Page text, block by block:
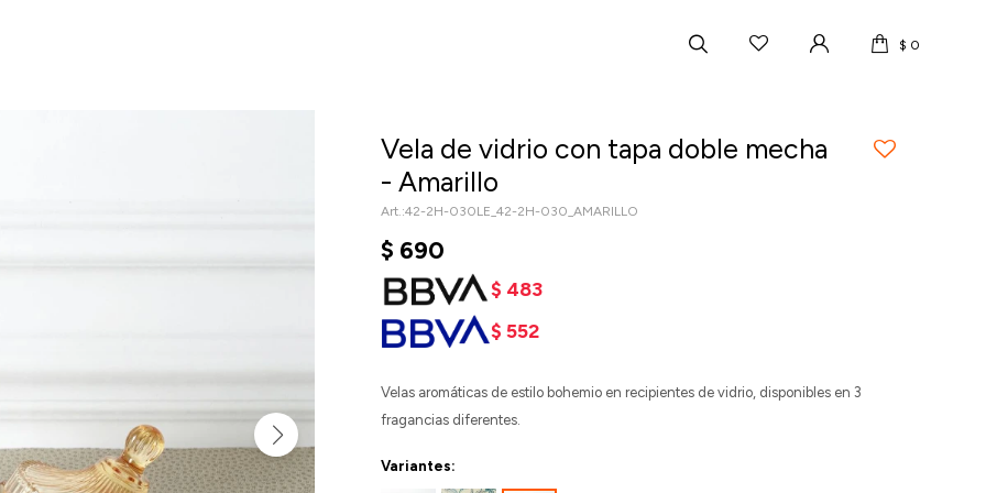
$ 0
Vela de vidrio con tapa doble mecha
- Amarillo
42-2H-030LE_42-2H-030_AMARILLO
$ 690
$ 483
$ 552
Velas aromáticas de estilo bohemio en recipientes de vidrio, disponibles en 3
fragancias diferentes.
Variantes: